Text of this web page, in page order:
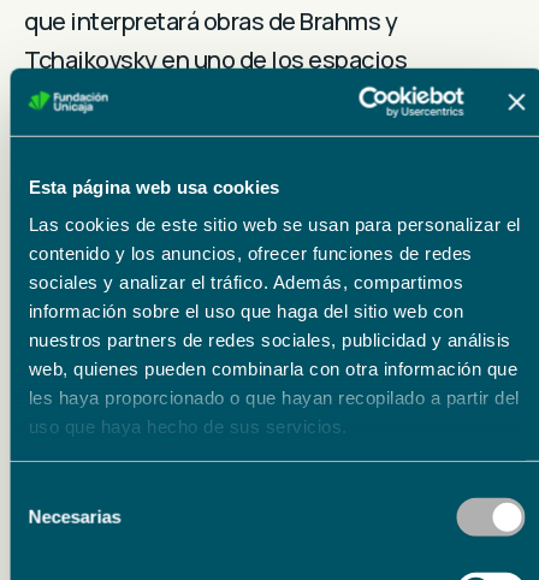
Esta página web usa cookies
Las cookies de este sitio web se usan para personalizar el
contenido y los anuncios, ofrecer funciones de redes
sociales y analizar el tráfico. Además, compartimos
información sobre el uso que haga del sitio web con
nuestros partners de redes sociales, publicidad y análisis
web, quienes pueden combinarla con otra información que
les haya proporcionado o que hayan recopilado a partir del
uso que haya hecho de sus servicios.
Necesarias
que interpretará obras de Brahms y
Tchaikovsky en uno de los espacios
patrimoniales más bellos y evocadores del
centro histórico de Málaga. La propuesta
busca precisamente establecer ese diálogo
entre arquitectura, emoción y música de
cámara que define la filosofía del proyecto.
Uno de los momentos más singulares de
Raíces llegará el domingo 14 de junioen el
antiguoCortijo Bacardícon “Sabores y
Melodías de Rossini. Un viaje musical y
gastronómico con Rossini”, una experiencia
que combinará recital lírico y gastronomía en